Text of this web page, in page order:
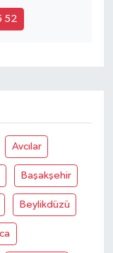
52
Avcılar
Başakşehir
Beylikdüzü